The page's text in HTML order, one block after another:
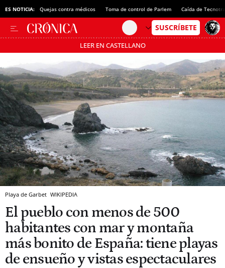
ES NOTICIA: Quejas contra médicos Toma de control de Parlem Caída de
LEER EN CASTELLANO
Pásate al MODO AHORRO
Playa de Garbet WIKIPEDIA
El pueblo con menos de 500
habitantes con mar y montaña
más bonito de España: tiene playas
de ensueño y vistas espectaculares